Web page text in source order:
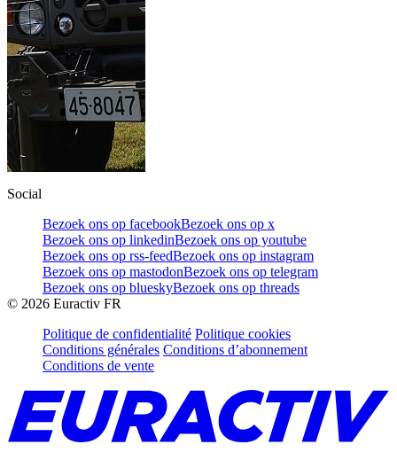
Social
Bezoek ons op facebookBezoek ons op x
Bezoek ons op linkedinBezoek ons op youtube
Bezoek ons op rss-feedBezoek ons op instagram
Bezoek ons op mastodonBezoek ons op telegram
Bezoek ons op blueskyBezoek ons op threads
© 2026 Euractiv FR
Politique de confidentialité Politique cookies
Conditions générales Conditions d’abonnement
Conditions de vente